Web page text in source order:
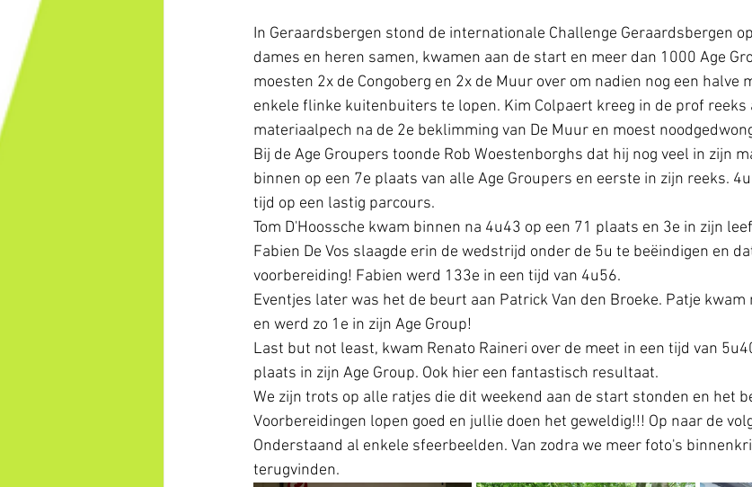
In Geraardsbergen stond de internationale Challenge Geraardsbergen
dames en heren samen, kwamen aan de start en meer dan 1000 Age
moesten 2x de Congoberg en 2x de Muur over om nadien nog een halve
enkele flinke kuitenbuiters te lopen. Kim Colpaert kreeg in de prof reeks
materiaalpech na de 2e beklimming van De Muur en moest
Bij de Age Groupers toonde Rob Woestenborghs dat hij nog veel in zijn
binnen op een 7e plaats van alle Age Groupers en eerste in zijn reeks.
tijd op een lastig parcours.
Tom D'Hoossche kwam binnen na 4u43 op een 71 plaats en 3e in zijn
Fabien De Vos slaagde erin de wedstrijd onder de 5u te beëindigen en
voorbereiding! Fabien werd 133e in een tijd van 4u56.
Eventjes later was het de beurt aan Patrick Van den Broeke. Patje kwam
en werd zo 1e in zijn Age Group!
Last but not least, kwam Renato Raineri over de meet in een tijd van
plaats in zijn Age Group. Ook hier een fantastisch resultaat.
We zijn trots op alle ratjes die dit weekend aan de start stonden en het
Voorbereidingen lopen goed en jullie doen het geweldig!!! Op naar de
Onderstaand al enkele sfeerbeelden. Van zodra we meer foto's
terugvinden.